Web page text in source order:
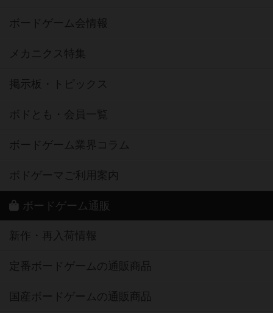
ボードゲーム会情報
メカニクス特集
掲示板・トピックス
ボドとも・会員一覧
ボードゲーム業界コラム
ボドゲーマご利用案内
ボードゲーム通販
新作・再入荷情報
定番ボードゲームの通販商品
国産ボードゲームの通販商品